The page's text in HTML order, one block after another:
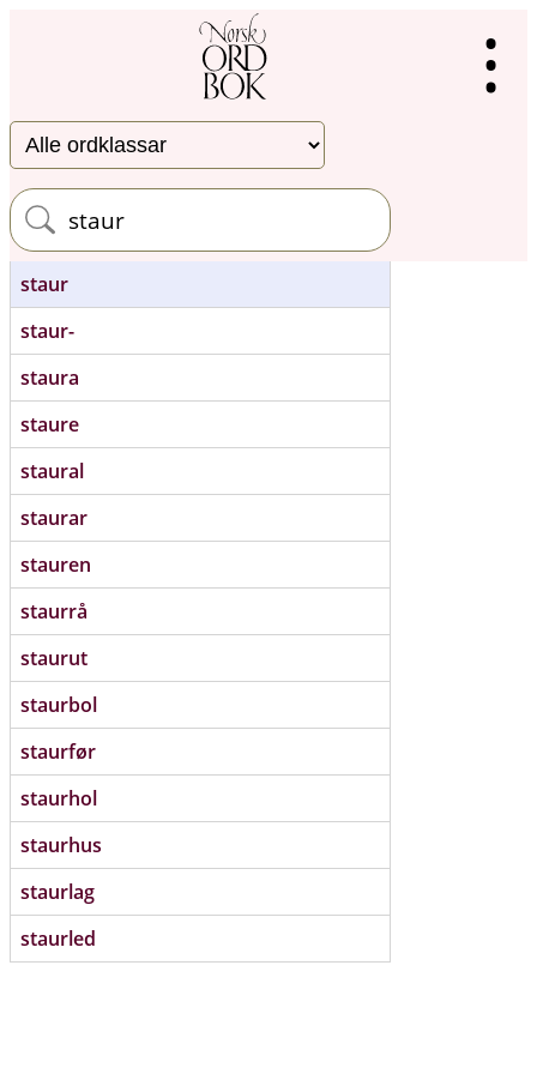
staur
staur-
staura
staure
staural
staurar
stauren
staurrå
staurut
staurbol
staurfør
staurhol
staurhus
staurlag
staurled
⁝